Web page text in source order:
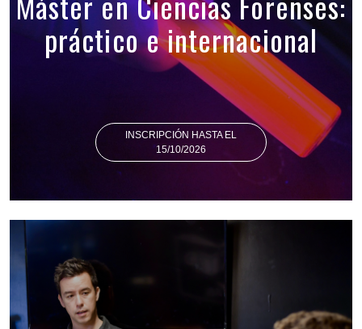
práctico e internacional
INSCRIPCIÓN HASTA EL
15/10/2026